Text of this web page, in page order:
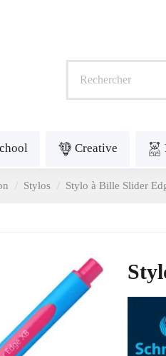
Creative
Stylos Stylo à Bille Slider